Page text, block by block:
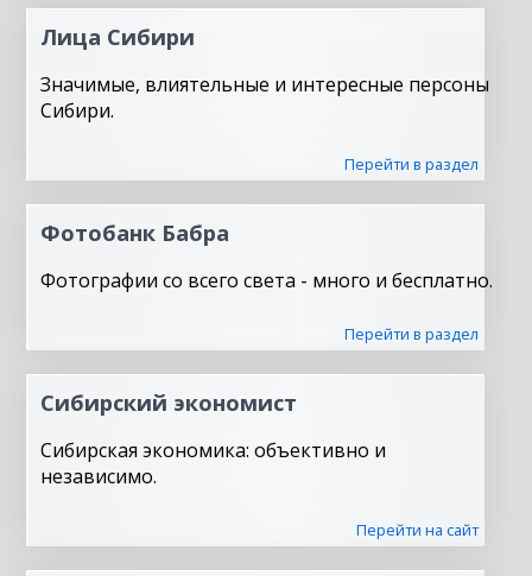
Лица Сибири
Значимые, влиятельные и интересные персоны
Сибири.
Перейти в раздел
Фотобанк Бабра
Фотографии со всего света - много и бесплатно.
Перейти в раздел
Сибирский экономист
Сибирская экономика: объективно и
независимо.
Перейти на сайт